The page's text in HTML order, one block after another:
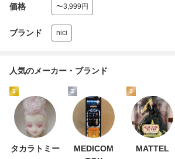
価格 〜3,999円
ブランド nici
人気のメーカー・ブランド
1
タカラトミー
2
MEDICOM
3
MATTEL